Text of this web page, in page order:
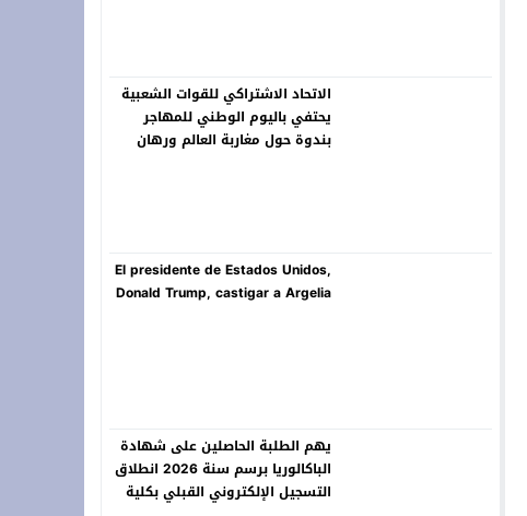
الاتحاد الاشتراكي للقوات الشعبية
يحتفي باليوم الوطني للمهاجر
بندوة حول مغاربة العالم ورهان
El presidente de Estados Unidos,
Donald Trump, castigar a Argelia
يهم الطلبة الحاصلين على شهادة
الباكالوريا برسم سنة 2026 انطلاق
التسجيل الإلكتروني القبلي بكلية